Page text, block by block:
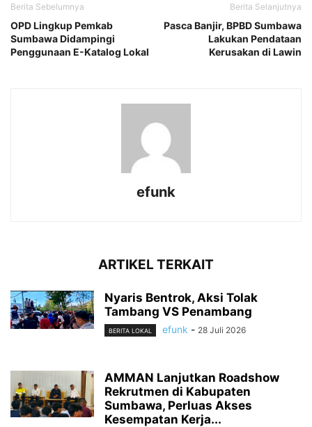
Berita Sebelumnya
OPD Lingkup Pemkab
Sumbawa Didampingi
Penggunaan E-Katalog Lokal
Berita Selanjutnya
Pasca Banjir, BPBD Sumbawa
Lakukan Pendataan
Kerusakan di Lawin
efunk
ARTIKEL TERKAIT
Nyaris Bentrok, Aksi Tolak
Tambang VS Penambang
BERITA LOKAL efunk - 28 Juli 2026
AMMAN Lanjutkan Roadshow
Rekrutmen di Kabupaten
Sumbawa, Perluas Akses
Kesempatan Kerja...